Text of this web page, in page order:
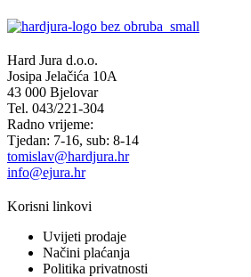
Hard Jura d.o.o.
Josipa Jelačića 10A
43 000 Bjelovar
Tel. 043/221-304
Radno vrijeme:
Tjedan: 7-16, sub: 8-14
tomislav@hardjura.hr
info@ejura.hr
Korisni linkovi
Uvijeti prodaje
Načini plaćanja
Politika privatnosti